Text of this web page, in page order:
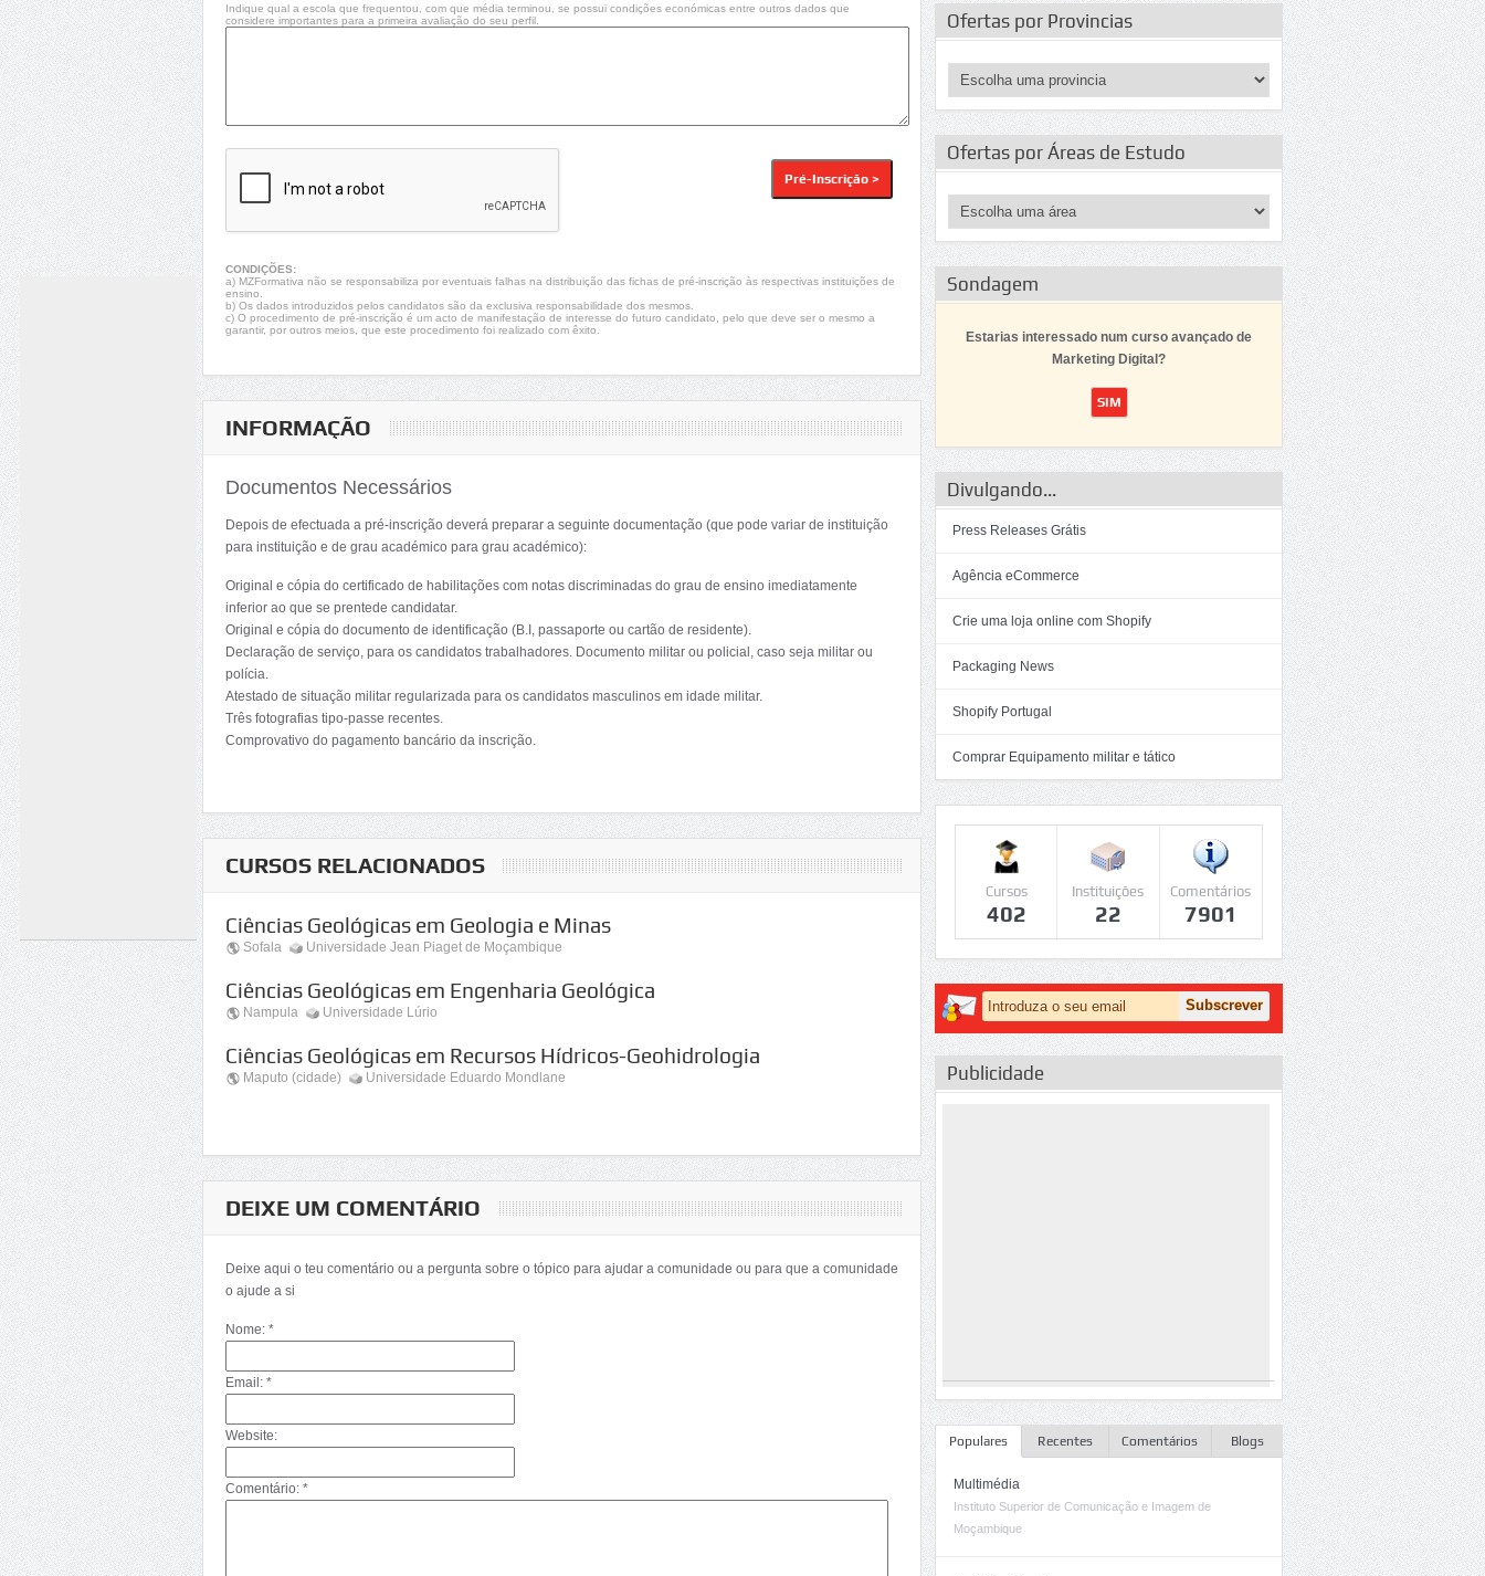
Indique qual a escola que frequentou, com que média terminou, se possui condições económicas entre outros dados que
considere importantes para a primeira avaliação do seu perfil.
CONDIÇÕES:
a) MZFormativa não se responsabiliza por eventuais falhas na distribuição das fichas de pré-inscrição às respectivas instituições de
ensino.
b) Os dados introduzidos pelos candidatos são da exclusiva responsabilidade dos mesmos.
c) O procedimento de pré-inscrição é um acto de manifestação de interesse do futuro candidato, pelo que deve ser o mesmo a
garantir, por outros meios, que este procedimento foi realizado com êxito.
INFORMAÇÃO
Documentos Necessários
Depois de efectuada a pré-inscrição deverá preparar a seguinte documentação (que pode variar de instituição
para instituição e de grau académico para grau académico):
Original e cópia do certificado de habilitações com notas discriminadas do grau de ensino imediatamente
inferior ao que se prentede candidatar.
Original e cópia do documento de identificação (B.I, passaporte ou cartão de residente).
Declaração de serviço, para os candidatos trabalhadores. Documento militar ou policial, caso seja militar ou
polícia.
Atestado de situação militar regularizada para os candidatos masculinos em idade militar.
Três fotografias tipo-passe recentes.
Comprovativo do pagamento bancário da inscrição.
CURSOS RELACIONADOS
Ciências Geológicas em Geologia e Minas
Sofala Universidade Jean Piaget de Moçambique
Ciências Geológicas em Engenharia Geológica
Nampula Universidade Lúrio
Ciências Geológicas em Recursos Hídricos-Geohidrologia
Maputo (cidade) Universidade Eduardo Mondlane
DEIXE UM COMENTÁRIO
Deixe aqui o teu comentário ou a pergunta sobre o tópico para ajudar a comunidade ou para que a comunidade
o ajude a si
Nome: *
Email: *
Website:
Comentário: *
Ofertas por Provincias
Ofertas por Áreas de Estudo
Sondagem
Estarias interessado num curso avançado de
Marketing Digital?
Divulgando...
Press Releases Grátis
Agência eCommerce
Crie uma loja online com Shopify
Packaging News
Shopify Portugal
Comprar Equipamento militar e tático
Cursos
402
Instituições
22
Comentários
7901
Publicidade
Populares Recentes Comentários Blogs
Multimédia
Instituto Superior de Comunicação e Imagem de
Moçambique